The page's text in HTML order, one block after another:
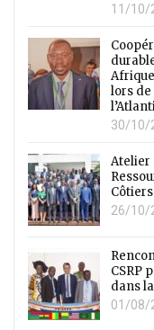
11/10/
lors de
30/10/
Atelier
26/10/
CSRP
dans
01/08/